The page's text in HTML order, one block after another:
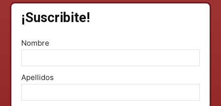
¡Suscribite!
Nombre
Apellidos